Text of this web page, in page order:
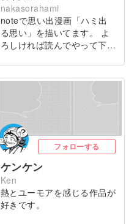
nakasorahami
noteで思い出漫画「ハミ出
る思い」を描いてます。 よ
ろしければ読んでやって下…
フォローする
ケンケン
Ken
熱とユーモアを感じる作品が
好きです。